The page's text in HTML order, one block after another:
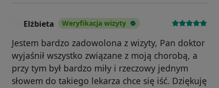
Elżbieta Weryfikacja wizyty
Jestem bardzo zadowolona z wizyty, Pan doktor
wyjaśnił wszystko związane z moją chorobą, a
przy tym był bardzo miły i rzeczowy jednym
słowem do takiego lekarza chce się iść. Dziękuję